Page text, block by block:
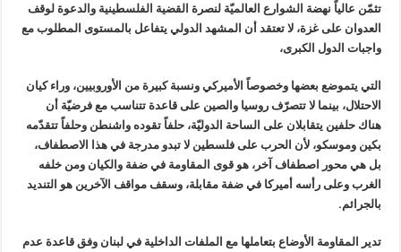
تثمّن عالياً نهضة الشوارع العالميّة لنصرة القضية الفلسطينية والدعوة لوقف
العدوان على غزة، لا تعتقد أن المشهد الدولي يتفاعل بالمستوى المطلوب مع
واجبات الدول الكبرى،
التي يتموضع بعضها وخصوصاً الأميركي ونسبة كبيرة من الأوروبيين، وراء كيان
الاحتلال، بينما لا تتصرّف روسيا والصين على قاعدة تتناسب مع فرضيّة أن
هناك حلفين يتقابلان على الساحة الدوليّة، حلفاً تقوده واشنطن وحلفاً تتقدّمه
بكين وموسكو، لأن الحرب على فلسطين لا تبدو مدرجة في هذا الاصطفاف،
بل هي محور اصطفاف آخر، هو قوى المقاومة في ضفة والكيان ومن خلفه
الغرب وعلى رأسه أميركا في ضفة مقابلة، وسقف مواقف الآخرين هو التنديد
بالجرائم.
تدير المقاومة الأوضاع بتعاملها مع الملفات الداخلية في لبنان وفق قاعدة عدم